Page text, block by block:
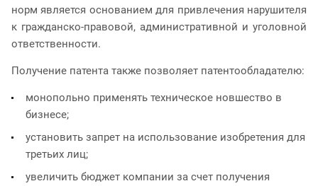
норм является основанием для привлечения нарушителя
к гражданско-правовой, административной и уголовной
ответственности.
Получение патента также позволяет патентообладателю:
монопольно применять техническое новшество в
бизнесе;
установить запрет на использование изобретения для
третьих лиц;
увеличить бюджет компании за счет получения